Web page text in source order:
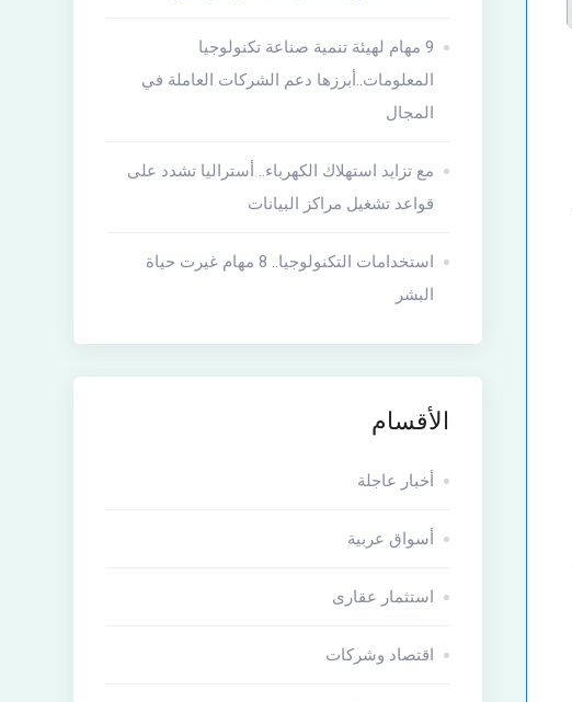
9 مهام لهيئة تنمية صناعة تكنولوجيا
المعلومات..أبرزها دعم الشركات العاملة في
المجال
مع تزايد استهلاك الكهرباء.. أستراليا تشدد على
قواعد تشغيل مراكز البيانات
استخدامات التكنولوجيا.. 8 مهام غيرت حياة
البشر
الأقسام
أخبار عاجلة
أسواق عربية
استثمار عقارى
اقتصاد وشركات